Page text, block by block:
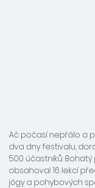
Ač počasí nepřálo a
dva dny festivalu,
500 účastníků.
obsahoval 16 lekcí
jógy a pohybových